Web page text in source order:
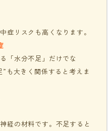
症リスクも高くなります。
「水分不足」だけでな
も大きく関係すると考えま
経の材料です。不足すると